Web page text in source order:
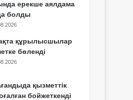
ерекше аялдама
болды
құрылысшылар
бөленді
қызметтік
бойжеткенді